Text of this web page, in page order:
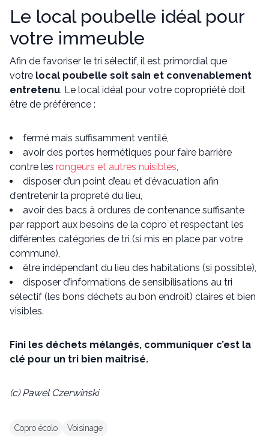
Le local poubelle idéal pour
votre immeuble
Afin de favoriser le tri sélectif, il est primordial que
votre local poubelle soit sain et convenablement
entretenu. Le local idéal pour votre copropriété doit
être de préférence :
fermé mais suffisamment ventilé,
avoir des portes hermétiques pour faire barrière
contre les rongeurs et autres nuisibles,
disposer d’un point d’eau et d’évacuation afin
d’entretenir la propreté du lieu,
avoir des bacs à ordures de contenance suffisante
par rapport aux besoins de la copro et respectant les
différentes catégories de tri (si mis en place par votre
commune),
être indépendant du lieu des habitations (si possible),
disposer d’informations de sensibilisations au tri
sélectif (les bons déchets au bon endroit) claires et bien
visibles.
Fini les déchets mélangés, communiquer c’est la
clé pour un tri bien maîtrisé.
(c) Pawel Czerwinski
Copro écolo Voisinage